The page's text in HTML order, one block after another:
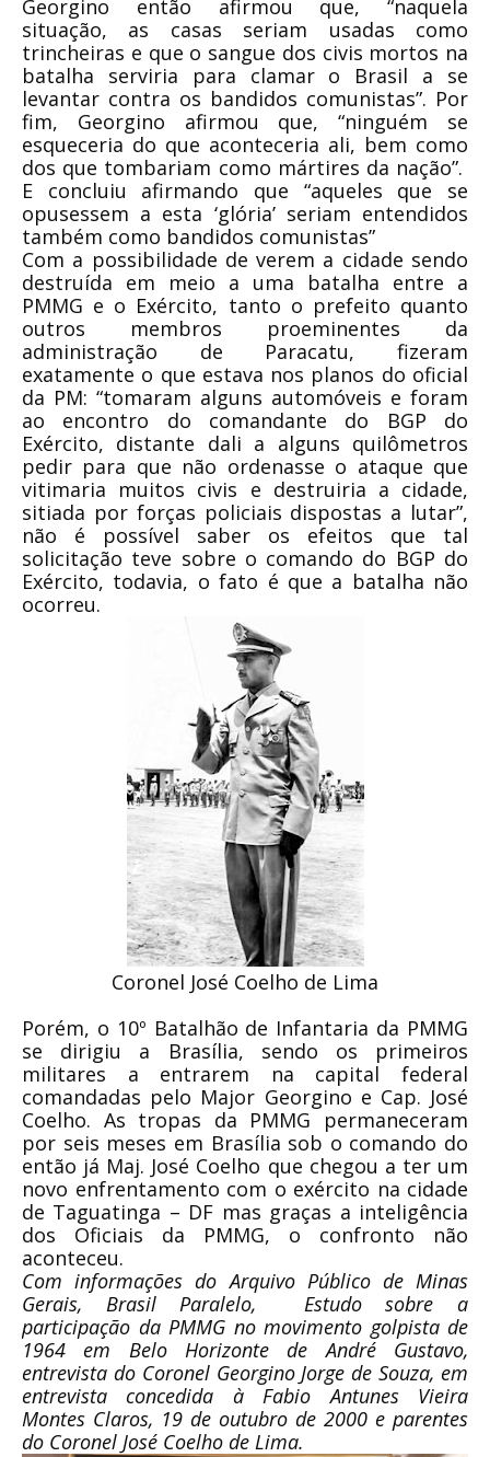
Georgino então afirmou que, “naquela
situação, as casas seriam usadas como
trincheiras e que o sangue dos civis mortos na
batalha serviria para clamar o Brasil a se
levantar contra os bandidos comunistas”. Por
fim, Georgino afirmou que, “ninguém se
esqueceria do que aconteceria ali, bem como
dos que tombariam como mártires da nação”.
E concluiu afirmando que “aqueles que se
opusessem a esta ‘glória’ seriam entendidos
também como bandidos comunistas”
Com a possibilidade de verem a cidade sendo
destruída em meio a uma batalha entre a
PMMG e o Exército, tanto o prefeito quanto
outros membros proeminentes da
administração de Paracatu, fizeram
exatamente o que estava nos planos do oficial
da PM: “tomaram alguns automóveis e foram
ao encontro do comandante do BGP do
Exército, distante dali a alguns quilômetros
pedir para que não ordenasse o ataque que
vitimaria muitos civis e destruiria a cidade,
sitiada por forças policiais dispostas a lutar”,
não é possível saber os efeitos que tal
solicitação teve sobre o comando do BGP do
Exército, todavia, o fato é que a batalha não
ocorreu.
Coronel José Coelho de Lima
Porém, o 10º Batalhão de Infantaria da PMMG
se dirigiu a Brasília, sendo os primeiros
militares a entrarem na capital federal
comandadas pelo Major Georgino e Cap. José
Coelho. As tropas da PMMG permaneceram
por seis meses em Brasília sob o comando do
então já Maj. José Coelho que chegou a ter um
novo enfrentamento com o exército na cidade
de Taguatinga – DF mas graças a inteligência
dos Oficiais da PMMG, o confronto não
aconteceu.
Com informações do Arquivo Público de Minas
Gerais, Brasil Paralelo, Estudo sobre a
participação da PMMG no movimento golpista de
1964 em Belo Horizonte de André Gustavo,
entrevista do Coronel Georgino Jorge de Souza, em
entrevista concedida à Fabio Antunes Vieira
Montes Claros, 19 de outubro de 2000 e parentes
do Coronel José Coelho de Lima.